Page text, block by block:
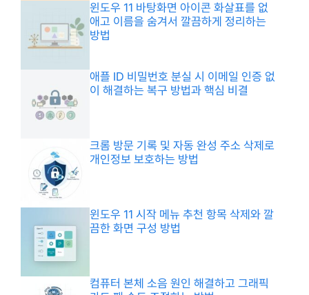
윈도우 11 바탕화면 아이콘 화살표를 없
애고 이름을 숨겨서 깔끔하게 정리하는
방법
애플 ID 비밀번호 분실 시 이메일 인증 없
이 해결하는 복구 방법과 핵심 비결
크롬 방문 기록 및 자동 완성 주소 삭제로
개인정보 보호하는 방법
윈도우 11 시작 메뉴 추천 항목 삭제와 깔
끔한 화면 구성 방법
컴퓨터 본체 소음 원인 해결하고 그래픽